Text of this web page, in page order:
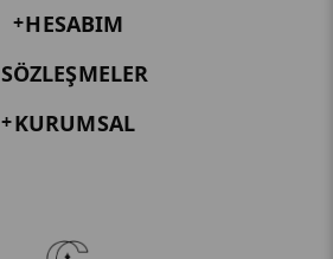
HESABIM
SÖZLEŞMELER
KURUMSAL